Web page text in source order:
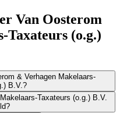
Van Oosterom
Taxateurs (o.g.)
& Verhagen Makelaars-
B.V.?
Taxateurs (o.g.) B.V.